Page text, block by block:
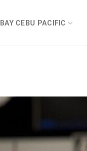
CEBU PACIFIC